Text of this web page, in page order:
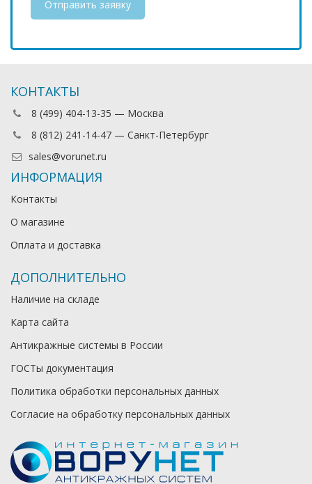
КОНТАКТЫ
8 (499) 404-13-35 — Москва
8 (812) 241-14-47 — Санкт-Петербург
sales@vorunet.ru
ИНФОРМАЦИЯ
Контакты
О магазине
Оплата и доставка
ДОПОЛНИТЕЛЬНО
Наличие на складе
Карта сайта
Антикражные системы в России
ГОСТы документация
Политика обработки персональных данных
Согласие на обработку персональных данных